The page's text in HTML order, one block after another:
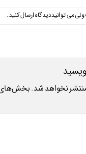
می توانیددیدگاه ارسال کنید.
نخواهد شد.بخش‌های